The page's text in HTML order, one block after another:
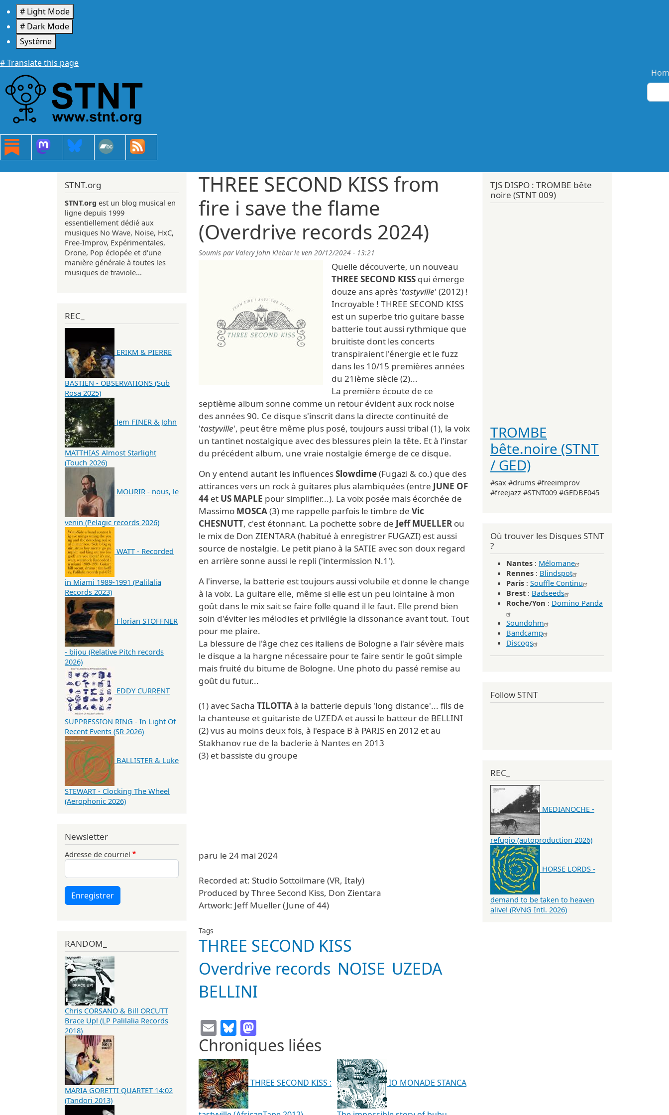
Aller au contenu principal
# Light Mode
# Dark Mode
Système
# Translate this page
THREE SECOND KISS from
fire i save the flame
(Overdrive records 2024)
Soumis par Valery John Klebarle ven 20/12/2024 - 13:21
Quelle découverte, un nouveau
THREE SECOND KISS qui émerge
douze ans après 'tastyville' (2012) !
Incroyable ! THREE SECOND KISS
est un superbe trio guitare basse
batterie tout aussi rythmique que
bruitiste dont les concerts
transpiraient l'énergie et le fuzz
dans les 10/15 premières années
du 21ième siècle (2)...
La première écoute de ce
septième album sonne comme un retour évident aux rock noise
des années 90. Ce disque s'inscrit dans la directe continuité de
'tastyville', peut être même plus posé, toujours aussi tribal (1), la voix
un tantinet nostalgique avec des blessures plein la tête. Et à l'instar
du précédent album, une vraie nostalgie émerge de ce disque.
On y entend autant les influencesSlowdime(Fugazi & co.) que des
attirances vers un rock à guitares plus alambiquées (entre JUNE OF
44 et US MAPLE pour simplifier...). La voix posée mais écorchée de
Massimo MOSCA(3) me rappelle parfois le timbre de Vic
CHESNUTT, c'est étonnant. La pochette sobre de Jeff MUELLER ou
le mix de Don ZIENTARA (habitué à enregistrer FUGAZI) est aussi
source de nostalgie. Le petit piano à la SATIE avec son doux regard
en arrière sonne aussi le repli ('intermission N.1').
A l'inverse, la batterie est toujours aussi volubile et donne le change
à la voix. La guitare elle, même si elle est un peu lointaine à mon
goût dans le mix sait se faire folle quand il le faut. Elle prend bien
soin d'éviter les mélodies et privilégie la dissonance avant tout. Tout
pour me plaire.
La blessure de l'âge chez ces italiens de Bologne a l'air sévère mais
le disque a la hargne nécessaire pour te faire sentir le goût simple
mais fruité du bitume de Bologne. Une photo du passé remise au
goût du futur...
(1) avec Sacha TILOTTAà la batterie depuis 'long distance'... fils de
la chanteuse et guitariste de UZEDA et aussi le batteur de BELLINI
(2) vus au moins deux fois, à l'espace B à PARIS en 2012 et au
Stakhanov rue de la baclerie à Nantes en 2013
(3) et bassiste du groupe
paru le 24 mai 2024
Recorded at: Studio Sottoilmare (VR, Italy)
Produced by Three Second Kiss, Don Zientara
Artwork: Jeff Mueller (June of 44)
Tags
THREE SECOND KISS
Overdrive records NOISE UZEDA
BELLINI
EmailBluesky
Chroniques liées
THREE SECOND KISS : IO MONADE STANCA
STNT.org
STNT.org est un blog musical en
ligne depuis 1999
essentiellement dédié aux
musiques No Wave, Noise, HxC,
Free-Improv, Expérimentales,
Drone, Pop éclopée et d'une
manière générale à toutes les
musiques de traviole...
REC_
ERIKM & PIERRE
BASTIEN - OBSERVATIONS (Sub
Rosa 2025)
Jem FINER & John
MATTHIAS Almost Starlight
(Touch 2026)
MOURIR - nous, le
venin (Pelagic records 2026)
WATT - Recorded
in Miami 1989-1991 (Palilalia
Records 2023)
Florian STOFFNER
- bijou (Relative Pitch records
2026)
EDDY CURRENT
SUPPRESSION RING - In Light Of
Recent Events (SR 2026)
BALLISTER & Luke
STEWART - Clocking The Wheel
(Aerophonic 2026)
Newsletter
Adresse de courriel
Enregistrer
RANDOM_
Chris CORSANO & Bill ORCUTT
Brace Up! (LP Palilalia Records
2018)
MARIA GORETTI QUARTET 14:02
(Tandori 2013)
TJS DISPO : TROMBE bête
noire (STNT 009)
TROMBE
bête.noire (STNT
/ GED)
#sax #drums #freeimprov
#freejazz #STNT009 #GEDBE045
Où trouver les Disques STNT
?
Nantes : Mélomane
Rennes : Blindspot
Paris : Souffle Continu
Brest : Badseeds
Roche/Yon : Domino Panda
Soundohm
Bandcamp
Discogs
Follow STNT
REC_
MEDIANOCHE -
refugio (autoproduction 2026)
HORSE LORDS -
demand to be taken to heaven
alive! (RVNG Intl. 2026)